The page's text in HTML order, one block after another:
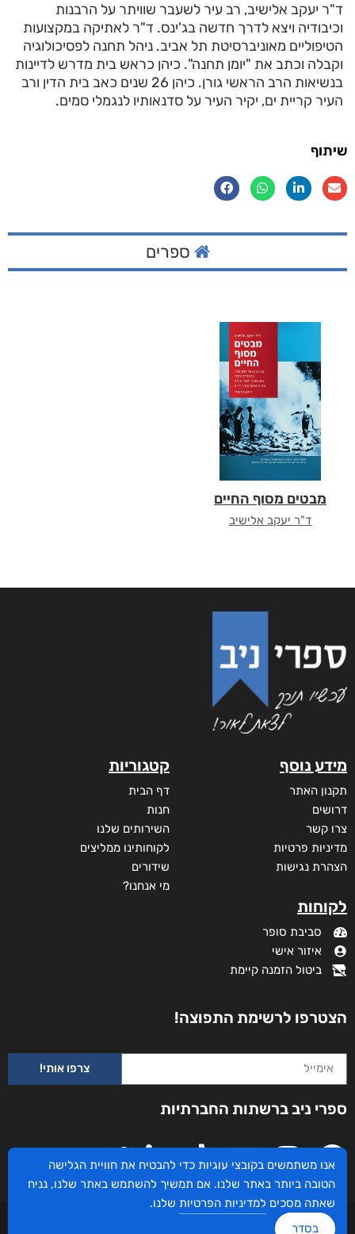
ד"ר יעקב אלישיב, רב עיר לשעבר שוויתר על הרבנות
וכיבודיה ויצא לדרך חדשה בג'ינס. ד"ר לאתיקה במקצועות
הטיפוליים מאוניברסיטת תל אביב. ניהל תחנה לפסיכולוגיה
וקבלה וכתב את "יומן תחנה". כיהן כראש בית מדרש לדיינות
בנשיאות הרב הראשי גורן. כיהן 26 שנים כאב בית הדין ורב
העיר קריית ים, יקיר העיר על סדנאותיו לנגמלי סמים.
שיתוף
ספרים
מבטים מסוף החיים
ד"ר יעקב אלישיב
מידע נוסף
תקנון האתר
דרושים
צרו קשר
מדיניות פרטיות
הצהרת נגישות
לקוחות
סביבת סופר
איזור אישי
ביטול הזמנה קיימת
קטגוריות
דף הבית
חנות
השירותים שלנו
לקוחותינו ממליצים
שידורים
מי אנחנו?
הצטרפו לרשימת התפוצה!
צרפו אותי!
ספרי ניב ברשתות החברתיות
עיצוב ובניית האתר: ספרי ניב © כל הזכויות שמורות. בוקסאי טכנולוגיות בע"מ שד אבא
אנו משתמשים בקובצי עוגיות כדי להבטיח את חוויית הגלישה
הטובה ביותר באתר שלנו. אם תמשיך להשתמש באתר שלנו, נניח
שאתה מסכים למדיניות הפרטיות שלנו.
בסדר